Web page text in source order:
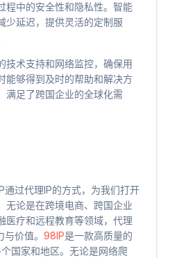
程中的安全性和隐私性。智能
少延迟，提供灵活的定制服
技术支持和网络监控，确保用
能够得到及时的帮助和解决方
满足了跨国企业的全球化需
通过代理IP的方式，为我们打开
无论是在跨境电商、跨国企业
医疗和远程教育等领域，代理
价值。 98IP是一款高质量的
国家和地区。无论是网络爬